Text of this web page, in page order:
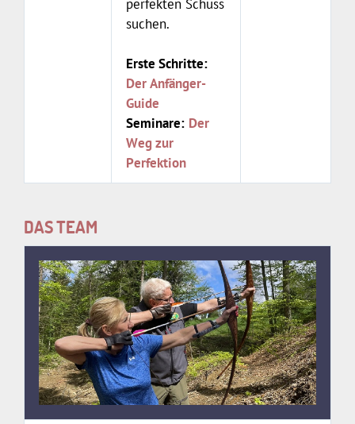
perfekten Schuss
suchen.
Erste Schritte:
Der Anfänger-
Guide
Seminare: Der
Weg zur
Perfektion
DAS TEAM